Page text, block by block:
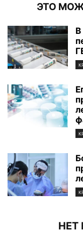
ЭТО
В
НЕТ